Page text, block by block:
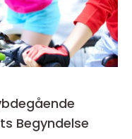
Begyndelse